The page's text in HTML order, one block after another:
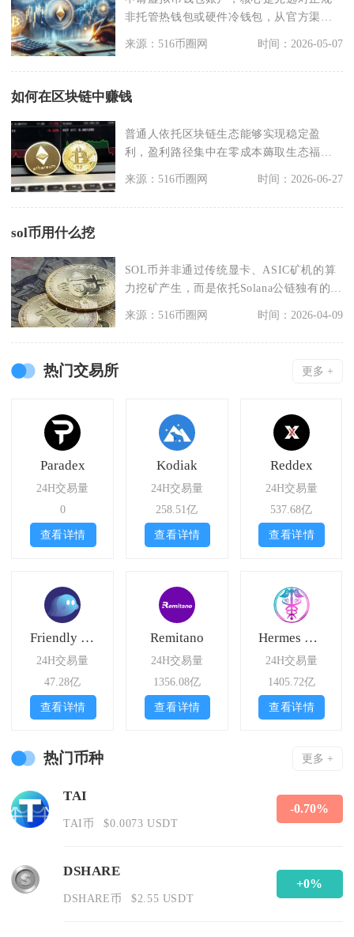
非托管热钱包或硬件冷钱包，从官方渠道
来源：516币圈网 时间：2026-05-07
如何在区块链中赚钱
普通人依托区块链生态能够实现稳定盈
利，盈利路径集中在零成本薅取生态福
利、资产质押理财、链上
来源：516币圈网 时间：2026-06-27
sol币用什么挖
SOL币并非通过传统显卡、ASIC矿机的算
力挖矿产生，而是依托Solana公链独有的
来源：516币圈网 时间：2026-04-09
热门交易所 更多 +
Paradex
24H交易量
0
查看详情
Kodiak
24H交易量
258.51亿
查看详情
Reddex
24H交易量
537.68亿
查看详情
Friendly Market
24H交易量
47.28亿
查看详情
Remitano
24H交易量
1356.08亿
查看详情
Hermes Protocol
24H交易量
1405.72亿
查看详情
热门币种 更多 +
TAI
TAI币 $0.0073 USDT
-0.70%
DSHARE
DSHARE币 $2.55 USDT
+0%